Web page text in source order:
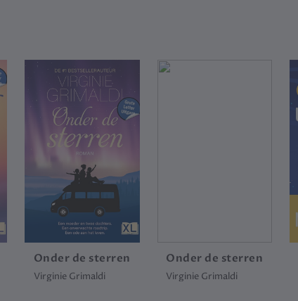
Onder de sterren
Virginie Grimaldi
Onder de sterren
Virginie Grimaldi